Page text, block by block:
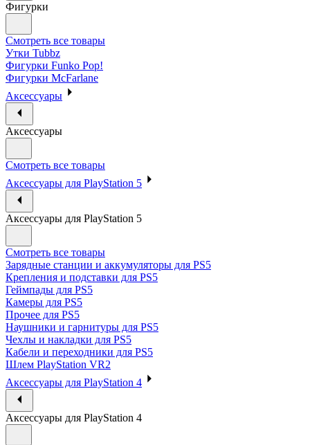
Фигурки
Смотреть все товары
Утки Tubbz
Фигурки Funko Pop!
Фигурки McFarlane
Аксессуары
Аксессуары
Смотреть все товары
Аксессуары для PlayStation 5
Аксессуары для PlayStation 5
Смотреть все товары
Зарядные станции и аккумуляторы для PS5
Крепления и подставки для PS5
Геймпады для PS5
Камеры для PS5
Прочее для PS5
Наушники и гарнитуры для PS5
Чехлы и накладки для PS5
Кабели и переходники для PS5
Шлем PlayStation VR2
Аксессуары для PlayStation 4
Аксессуары для PlayStation 4